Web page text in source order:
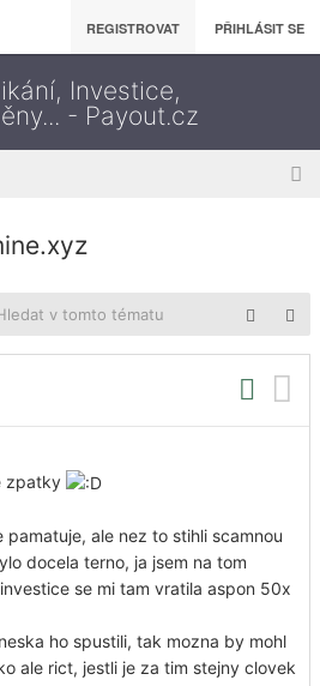
REGISTROVAT PŘIHLÁSIT SE
zpatky
pamatuje, ale nez to stihli scamnou
docela terno, ja jsem na tom
se mi tam vratila aspon 50x
ho spustili, tak mozna by mohl
ale rict, jestli je za tim stejny clovek